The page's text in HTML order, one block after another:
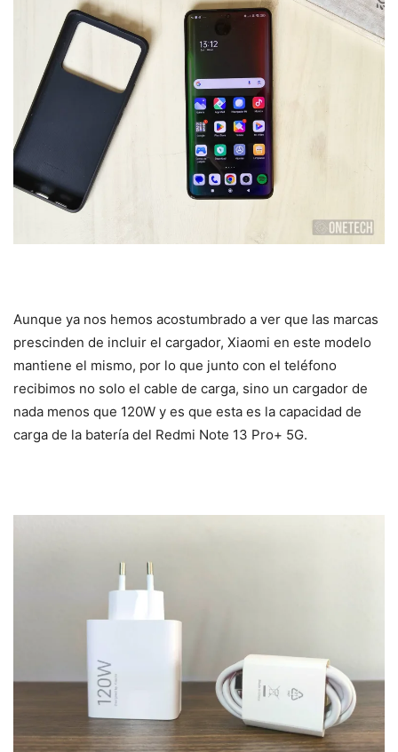
Aunque ya nos hemos acostumbrado a ver que las marcas
prescinden de incluir el cargador, Xiaomi en este modelo
mantiene el mismo, por lo que junto con el teléfono
recibimos no solo el cable de carga, sino un cargador de
nada menos que 120W y es que esta es la capacidad de
carga de la batería del Redmi Note 13 Pro+ 5G.